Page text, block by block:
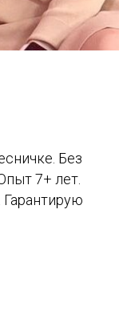
Без
7+ лет.